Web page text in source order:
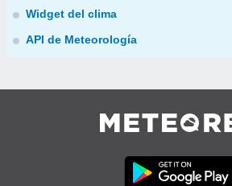
Widget del clima
API de Meteorología